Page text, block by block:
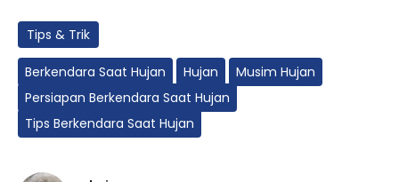
Tips & Trik
Berkendara Saat Hujan Hujan
Musim Hujan
Persiapan Berkendara Saat Hujan
Tips Berkendara Saat Hujan